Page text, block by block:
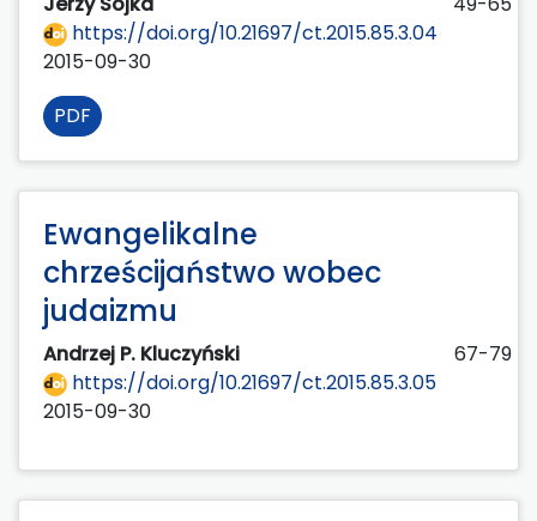
https://doi.org/10.21697/ct.2015.85.3.04
2015-09-30
PDF
Ewangelikalne
chrześcijaństwo wobec
judaizmu
Andrzej P. Kluczyński
67-79
https://doi.org/10.21697/ct.2015.85.3.05
2015-09-30